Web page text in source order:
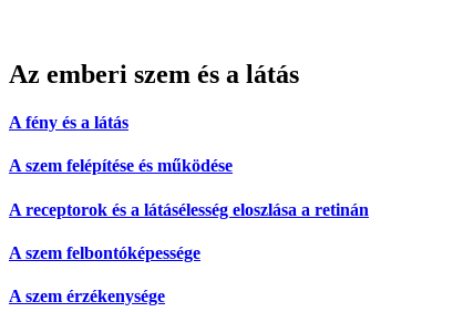
Az emberi szem és a látás
A fény és a látás
A szem felépítése és működése
A receptorok és a látásélesség eloszlása a retinán
A szem felbontóképessége
A szem érzékenysége